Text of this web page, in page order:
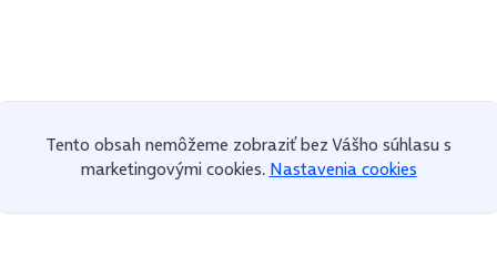
Tento obsah nemôžeme zobraziť bez Vášho súhlasu s
marketingovými cookies. Nastavenia cookies